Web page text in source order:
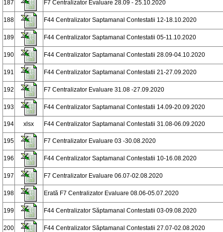
187 F7 Centralizator Evaluare 28.09 - 25.10.2020
188 F44 Centralizator Saptamanal Contestatii 12-18.10.2020
189 F44 Centralizator Saptamanal Contestatii 05-11.10.2020
190 F44 Centralizator Saptamanal Contestatii 28.09-04.10.2020
191 F44 Centralizator Saptamanal Contestatii 21-27.09.2020
192 F7 Centralizator Evaluare 31.08 -27.09.2020
193 F44 Centralizator Saptamanal Contestatii 14.09-20.09.2020
194 xlsx F44 Centralizator Saptamanal Contestatii 31.08-06.09.2020
195 F7 Centralizator Evaluare 03 -30.08.2020
196 F44 Centralizator Saptamanal Contestatii 10-16.08.2020
197 F7 Centralizator Evaluare 06.07-02.08.2020
198 Erată F7 Centralizator Evaluare 08.06-05.07.2020
199 F44 Centralizator Săptamanal Contestatii 03-09.08.2020
200 F44 Centralizator Săptamanal Contestatii 27.07-02.08.2020